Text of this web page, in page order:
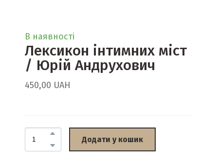
В наявності
Лексикон інтимних міст
/ Юрій Андрухович
450,00 UAH
Додати у кошик